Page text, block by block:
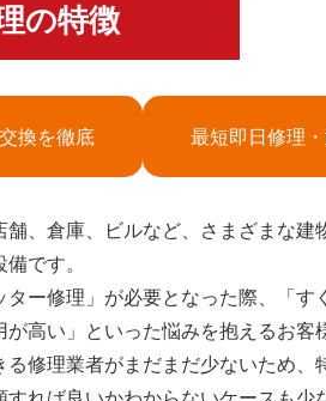
の特徴
換を徹底 最短即日修理
、倉庫、ビルなど、さまざまな建
です。
ター修理」が必要となった際、「す
高い」といった悩みを抱えるお客
る修理業者がまだまだ少ないため、